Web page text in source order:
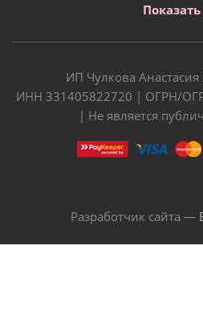
Показать
ИП Чулкова
ИНН 331405822720 | ОГРН/
| Не является
Разработчик сайта —